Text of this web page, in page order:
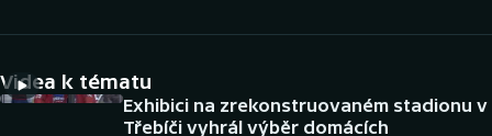
Atletika
Cyklistika
Videa k tématu
Exhibici na zrekonstruovaném stadionu v
Třebíči vyhrál výběr domácích